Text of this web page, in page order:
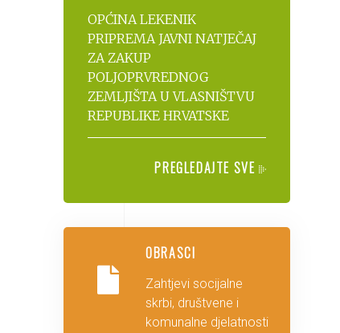
OPĆINA LEKENIK
PRIPREMA JAVNI NATJEČAJ
ZA ZAKUP
POLJOPRVREDNOG
ZEMLJIŠTA U VLASNIŠTVU
REPUBLIKE HRVATSKE
PREGLEDAJTE SVE
OBRASCI
Zahtjevi socijalne
skrbi, društvene i
komunalne djelatnosti